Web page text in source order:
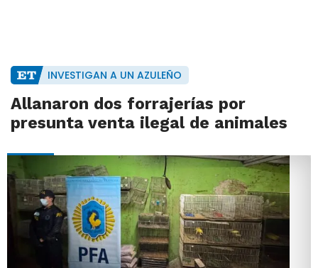
INVESTIGAN A UN AZULEÑO
Allanaron dos forrajerías por
presunta venta ilegal de animales